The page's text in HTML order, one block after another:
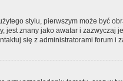
stylu, pierwszym może być
znany jako awatar i
się z administratorami forum i